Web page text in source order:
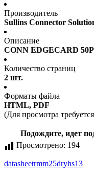
Производитель
Sullins Connector
Описание
CONN EDGECARD
Количество страниц
2 шт.
Форматы файла
HTML, PDF
(Для просмотра
Подождите, идет
Просмотрено: 194
datasheetrmm25dryhs13